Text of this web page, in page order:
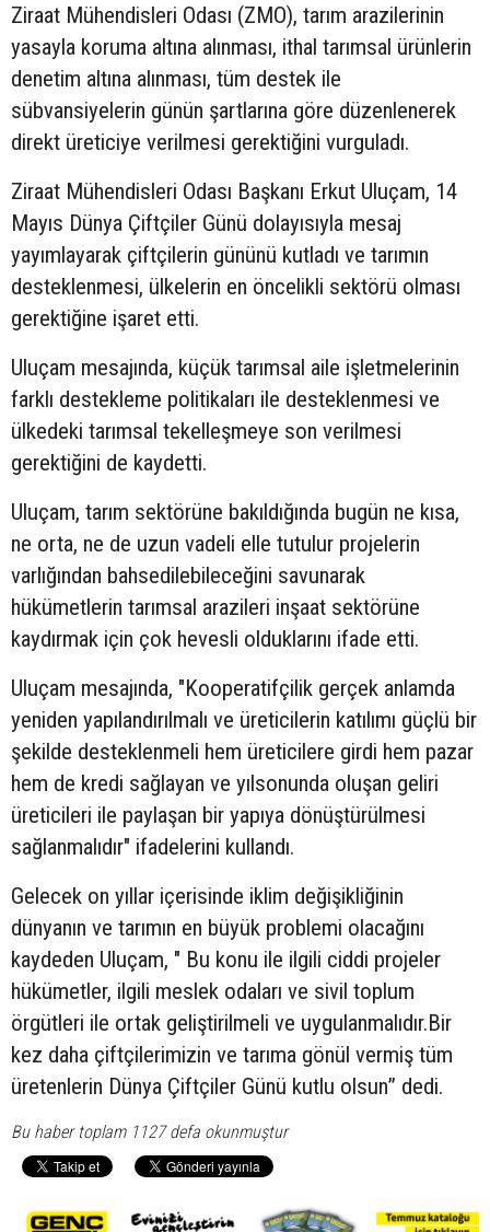
Ziraat Mühendisleri Odası (ZMO), tarım arazilerinin
yasayla koruma altına alınması, ithal tarımsal ürünlerin
denetim altına alınması, tüm destek ile
sübvansiyelerin günün şartlarına göre düzenlenerek
direkt üreticiye verilmesi gerektiğini vurguladı.
Ziraat Mühendisleri Odası Başkanı Erkut Uluçam, 14
Mayıs Dünya Çiftçiler Günü dolayısıyla mesaj
yayımlayarak çiftçilerin gününü kutladı ve tarımın
desteklenmesi, ülkelerin en öncelikli sektörü olması
gerektiğine işaret etti.
Uluçam mesajında, küçük tarımsal aile işletmelerinin
farklı destekleme politikaları ile desteklenmesi ve
ülkedeki tarımsal tekelleşmeye son verilmesi
gerektiğini de kaydetti.
Uluçam, tarım sektörüne bakıldığında bugün ne kısa,
ne orta, ne de uzun vadeli elle tutulur projelerin
varlığından bahsedilebileceğini savunarak
hükümetlerin tarımsal arazileri inşaat sektörüne
kaydırmak için çok hevesli olduklarını ifade etti.
Uluçam mesajında, "Kooperatifçilik gerçek anlamda
yeniden yapılandırılmalı ve üreticilerin katılımı güçlü bir
şekilde desteklenmeli hem üreticilere girdi hem pazar
hem de kredi sağlayan ve yılsonunda oluşan geliri
üreticileri ile paylaşan bir yapıya dönüştürülmesi
sağlanmalıdır" ifadelerini kullandı.
Gelecek on yıllar içerisinde iklim değişikliğinin
dünyanın ve tarımın en büyük problemi olacağını
kaydeden Uluçam, " Bu konu ile ilgili ciddi projeler
hükümetler, ilgili meslek odaları ve sivil toplum
örgütleri ile ortak geliştirilmeli ve uygulanmalıdır.Bir
kez daha çiftçilerimizin ve tarıma gönül vermiş tüm
üretenlerin Dünya Çiftçiler Günü kutlu olsun” dedi.
Bu haber toplam 1127 defa okunmuştur